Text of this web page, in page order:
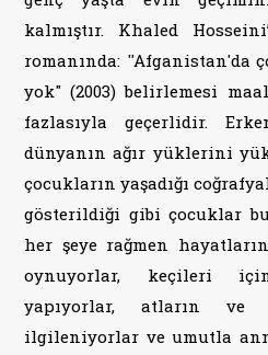
kalmıştır. Khaled
romanında: ''Afganistan'da
yok" (2003) belirlemesi
fazlasıyla geçerlidir.
dünyanın ağır yüklerini
çocukların yaşadığı
gösterildiği gibi çocuklar
her şeye rağmen
oynuyorlar, keçileri
yapıyorlar, atların ve
ilgileniyorlar ve umutla